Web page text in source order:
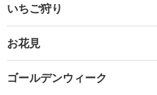
いちご狩り
お花見
ゴールデンウィーク